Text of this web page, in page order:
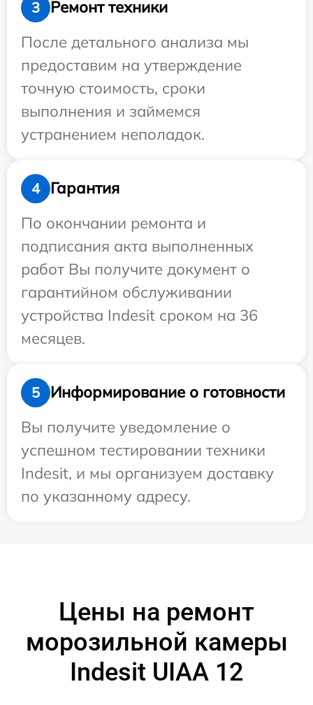
3
Ремонт техники
После детального анализа мы
предоставим на утверждение
точную стоимость, сроки
выполнения и займемся
устранением неполадок.
4
Гарантия
По окончании ремонта и
подписания акта выполненных
работ Вы получите документ о
гарантийном обслуживании
устройства Indesit сроком на 36
месяцев.
5
Информирование о готовности
Вы получите уведомление о
успешном тестировании техники
Indesit, и мы организуем доставку
по указанному адресу.
Цены на ремонт
морозильной камеры
Indesit UIAA 12